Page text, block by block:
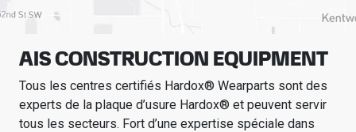
AIS CONSTRUCTION EQUIPMENT
Tous les centres certifiés Hardox® Wearparts sont des
experts de la plaque d’usure Hardox® et peuvent servir
tous les secteurs. Fort d’une expertise spéciale dans